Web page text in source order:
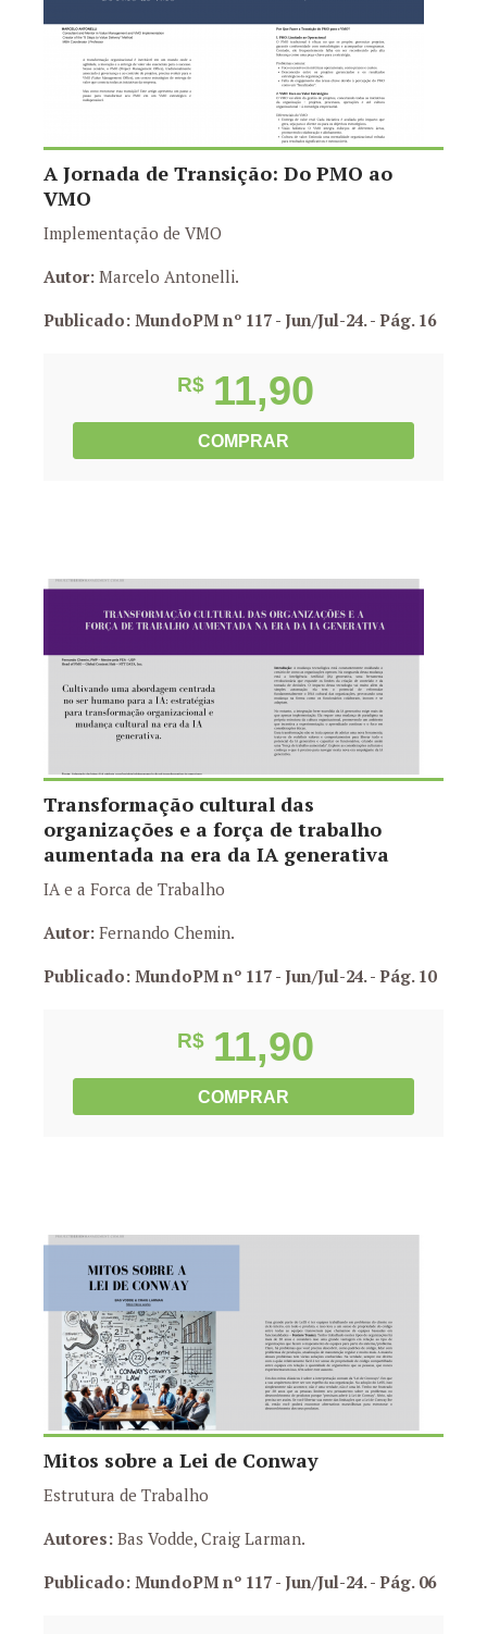
A Jornada de Transição: Do PMO ao
VMO
Implementação de VMO
Autor: Marcelo Antonelli.
Publicado: MundoPM nº 117 - Jun/Jul-24.- Pág. 16
R$ 11,90
COMPRAR
Transformação cultural das
organizações e a força de trabalho
aumentada na era da IA generativa
IA e a Forca de Trabalho
Autor: Fernando Chemin.
Publicado: MundoPM nº 117 - Jun/Jul-24.- Pág. 10
R$ 11,90
COMPRAR
Mitos sobre a Lei de Conway
Estrutura de Trabalho
Autores: Bas Vodde, Craig Larman.
Publicado: MundoPM nº 117 - Jun/Jul-24.- Pág. 06